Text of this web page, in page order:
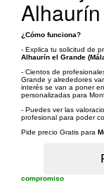
¿Cómo funciona?
- Explica tu solicitud de
Alhaurín el Grande
- Cientos de
Grande y alrededores
interés se van a poner
personalizadas para
- Puedes ver las
profesional para poder
Pide precio Gratis para
compromiso